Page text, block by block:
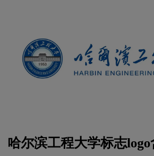
哈尔滨工程大学标志logo